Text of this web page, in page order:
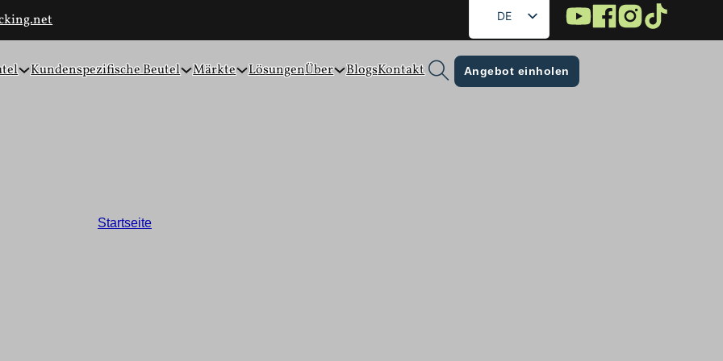
DE
EN
FR
Kundenspezifische Beutel Märkte LösungenÜber BlogsKontakt Angebot einholen
Startseite